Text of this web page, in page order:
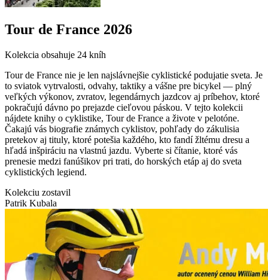
Tour de France 2026
Kolekcia obsahuje 24 kníh
Tour de France nie je len najslávnejšie cyklistické podujatie sveta. Je
to sviatok vytrvalosti, odvahy, taktiky a vášne pre bicykel — plný
veľkých výkonov, zvratov, legendárnych jazdcov aj príbehov, ktoré
pokračujú dávno po prejazde cieľovou páskou. V tejto kolekcii
nájdete knihy o cyklistike, Tour de France a živote v pelotóne.
Čakajú vás biografie známych cyklistov, pohľady do zákulisia
pretekov aj tituly, ktoré potešia každého, kto fandí žltému dresu a
hľadá inšpiráciu na vlastnú jazdu. Vyberte si čítanie, ktoré vás
prenesie medzi fanúšikov pri trati, do horských etáp aj do sveta
cyklistických legiend.
Kolekciu zostavil
Patrik Kubala